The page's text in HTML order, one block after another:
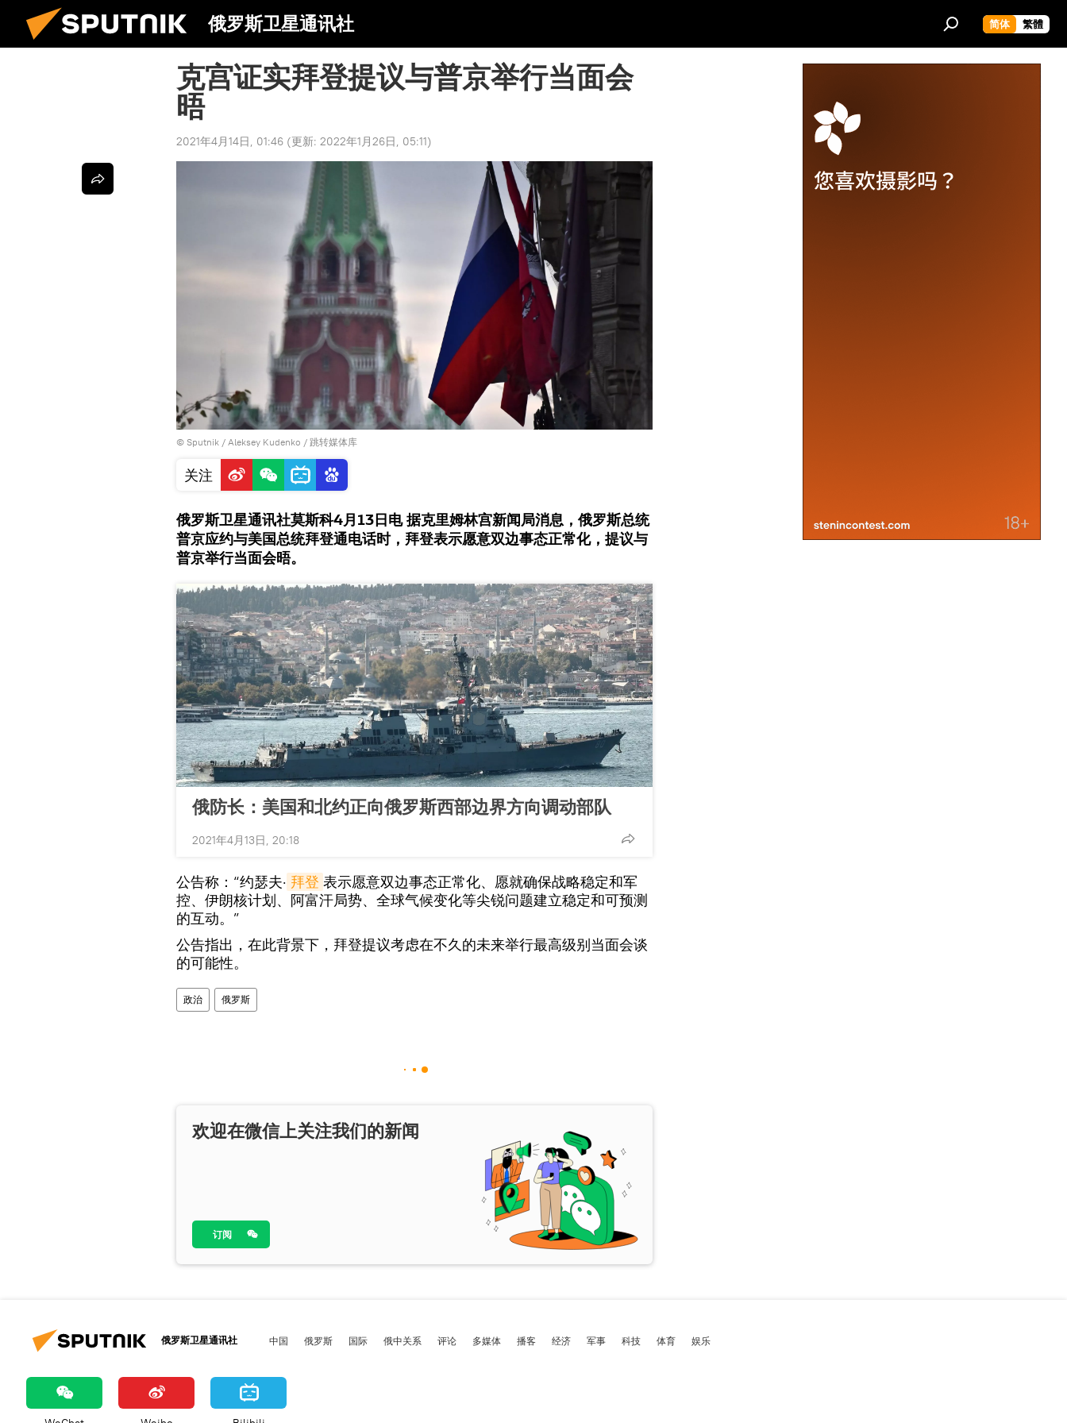
俄罗斯卫星通讯社 简体 繁體
克宫证实拜登提议与普京举行当面会
晤
2021年4月14日, 01:46 (更新: 2022年1月26日, 05:11)
© Sputnik / Aleksey Kudenko / 跳转媒体库
关注
俄罗斯卫星通讯社莫斯科4月13日电 据克里姆林宫新闻局消息，俄罗斯总统
普京应约与美国总统拜登通电话时，拜登表示愿意双边事态正常化，提议与
普京举行当面会晤。
俄防长：美国和北约正向俄罗斯西部边界方向调动部队
2021年4月13日, 20:18
公告称：“约瑟夫· 拜登 表示愿意双边事态正常化、愿就确保战略稳定和军
控、伊朗核计划、阿富汗局势、全球气候变化等尖锐问题建立稳定和可预测
的互动。”
公告指出，在此背景下，拜登提议考虑在不久的未来举行最高级别当面会谈
的可能性。
政治 俄罗斯
欢迎在微信上关注我们的新闻
订阅
俄罗斯卫星通讯社 中国 俄罗斯 国际 俄中关系 评论 多媒体 播客 经济 军事 科技 体育 娱乐